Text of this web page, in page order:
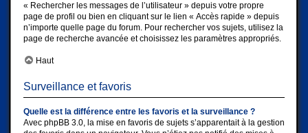
« Rechercher les messages de l’utilisateur » depuis votre propre
page de profil ou bien en cliquant sur le lien « Accès rapide » depuis
n’importe quelle page du forum. Pour rechercher vos sujets, utilisez la
page de recherche avancée et choisissez les paramètres appropriés.
Haut
Surveillance et favoris
Quelle est la différence entre les favoris et la surveillance ?
Avec phpBB 3.0, la mise en favoris de sujets s’apparentait à la gestion